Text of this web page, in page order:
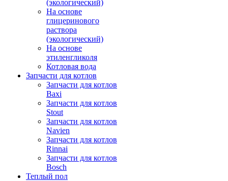
(экологический)
На основе
глицеринового
раствора
(экологический)
На основе
этиленгликоля
Котловая вода
Запчасти для котлов
Запчасти для котлов
Baxi
Запчасти для котлов
Stout
Запчасти для котлов
Navien
Запчасти для котлов
Rinnai
Запчасти для котлов
Bosch
Теплый пол